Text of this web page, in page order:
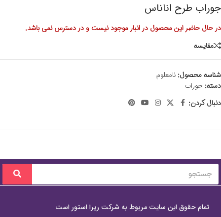
جوراب طرح اناناس
در حال حاضر این محصول در انبار موجود نیست و در دسترس نمی باشد.
مقايسه
شناسه محصول: نامعلوم
دسته: جوراب
دنبال کردن:
تمام حقوق این سایت مربوط به شرکت ریرا استور است